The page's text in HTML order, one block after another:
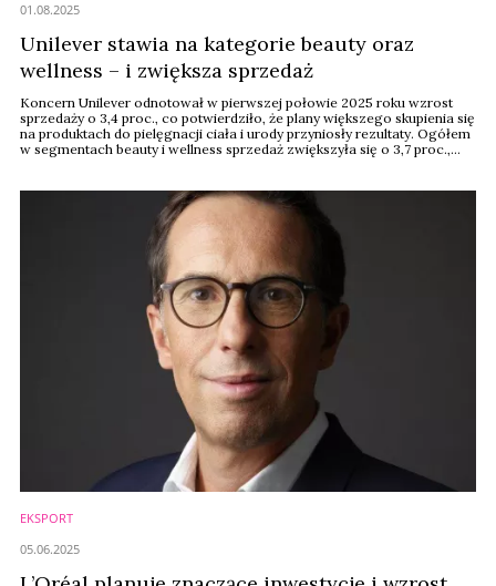
Unilever stawia na kategorie beauty oraz
wellness – i zwiększa sprzedaż
Koncern Unilever odnotował w pierwszej połowie 2025 roku wzrost
sprzedaży o 3,4 proc., co potwierdziło, że plany większego skupienia się
na produktach do pielęgnacji ciała i urody przyniosły rezultaty. Ogółem
w segmentach beauty i wellness sprzedaż zwiększyła się o 3,7 proc.,
01.08.2025
EKSPORT
05.06.2025